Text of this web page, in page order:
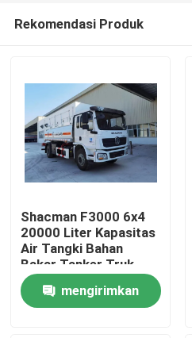
Rumah
Rekomendasi Produk
Shacman F3000 6x4
20000 Liter Kapasitas
Air Tangki Bahan
Bakar Tanker Truk
Untuk Pengangkutan
Minyakmengirimkan